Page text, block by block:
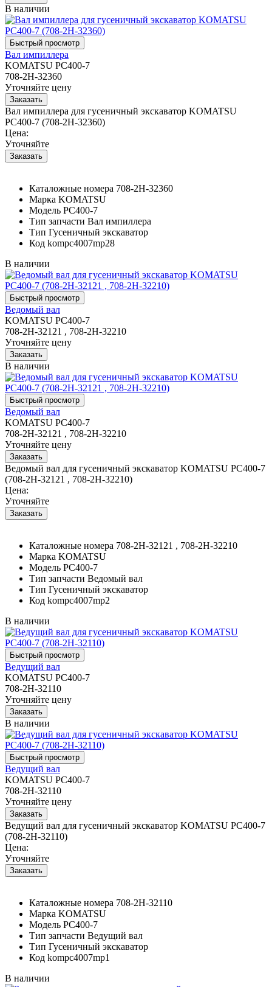
В наличии
Вал импиллера
KOMATSU PC400-7
708-2H-32360
Уточняйте цену
Вал импиллера для гусеничный экскаватор KOMATSU
PC400-7 (708-2H-32360)
Цена:
Уточняйте
Каталожные номера 708-2H-32360
Марка KOMATSU
Модель PC400-7
Тип запчасти Вал импиллера
Тип Гусеничный экскаватор
Код kompc4007mp28
В наличии
Ведомый вал
KOMATSU PC400-7
708-2H-32121 , 708-2H-32210
Уточняйте цену
В наличии
Ведомый вал
KOMATSU PC400-7
708-2H-32121 , 708-2H-32210
Уточняйте цену
Ведомый вал для гусеничный экскаватор KOMATSU PC400-7
(708-2H-32121 , 708-2H-32210)
Цена:
Уточняйте
Каталожные номера 708-2H-32121 , 708-2H-32210
Марка KOMATSU
Модель PC400-7
Тип запчасти Ведомый вал
Тип Гусеничный экскаватор
Код kompc4007mp2
В наличии
Ведущий вал
KOMATSU PC400-7
708-2H-32110
Уточняйте цену
В наличии
Ведущий вал
KOMATSU PC400-7
708-2H-32110
Уточняйте цену
Ведущий вал для гусеничный экскаватор KOMATSU PC400-7
(708-2H-32110)
Цена:
Уточняйте
Каталожные номера 708-2H-32110
Марка KOMATSU
Модель PC400-7
Тип запчасти Ведущий вал
Тип Гусеничный экскаватор
Код kompc4007mp1
В наличии